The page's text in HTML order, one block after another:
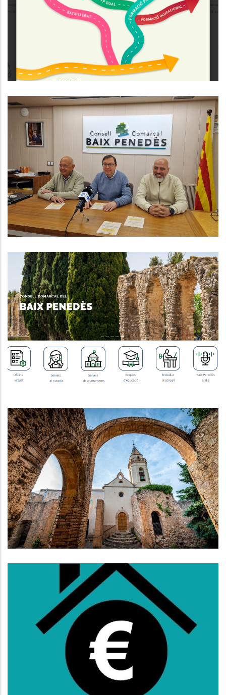
FORMACIÓ
Educació Joventut
El CCBP Impulsa El Programa
Consolida’t Amb La Col·laboració
Dels Gremis De La Comarca
Ocupació P. econòmica
MILLORA DE LA USABILITAT DE LA
WEB INSTITUCIONAL
Altres,P. econòmica
El Baix Penedès Reforça La
Promoció Turística De L’interior
Amb Un Pla Estratègic De 3 Anys
Turisme
Subvencions Per Al Pagament Del
Lloguer Per A Persones Que
Tinguin De 36 A 64 Anys
Habitatge,S. socials